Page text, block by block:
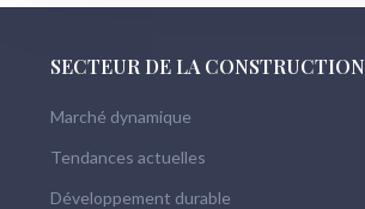
SECTEUR DE LA CONSTRUCTION
Marché dynamique
Tendances actuelles
Développement durable